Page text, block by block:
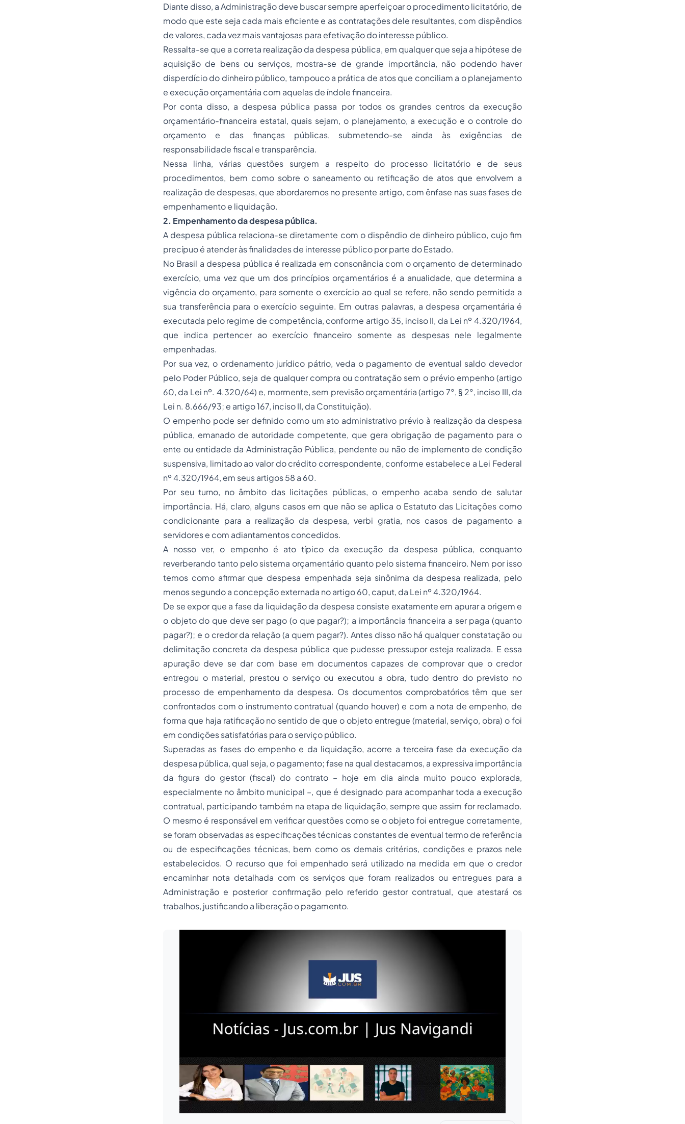
Diante disso, a Administração deve buscar sempre aperfeiçoar o procedimento licitatório, de
modo que este seja cada mais eficiente e as contratações dele resultantes, com dispêndios
de valores, cada vez mais vantajosas para efetivação do interesse público.
Ressalta-se que a correta realização da despesa pública, em qualquer que seja a hipótese de
aquisição de bens ou serviços, mostra-se de grande importância, não podendo haver
disperdício do dinheiro público, tampouco a prática de atos que conciliam a o planejamento
e execução orçamentária com aquelas de índole financeira.
Por conta disso, a despesa pública passa por todos os grandes centros da execução
orçamentário-financeira estatal, quais sejam, o planejamento, a execução e o controle do
orçamento e das finanças públicas, submetendo-se ainda às exigências de
responsabilidade fiscal e transparência.
Nessa linha, várias questões surgem a respeito do processo licitatório e de seus
procedimentos, bem como sobre o saneamento ou retificação de atos que envolvem a
realização de despesas, que abordaremos no presente artigo, com ênfase nas suas fases de
empenhamento e liquidação.
2. Empenhamento da despesa pública.
A despesa pública relaciona-se diretamente com o dispêndio de dinheiro público, cujo fim
precípuo é atender às finalidades de interesse público por parte do Estado.
No Brasil a despesa pública é realizada em consonância com o orçamento de determinado
exercício, uma vez que um dos princípios orçamentários é a anualidade, que determina a
vigência do orçamento, para somente o exercício ao qual se refere, não sendo permitida a
sua transferência para o exercício seguinte. Em outras palavras, a despesa orçamentária é
executada pelo regime de competência, conforme artigo 35, inciso II, da Lei nº 4.320/1964,
que indica pertencer ao exercício financeiro somente as despesas nele legalmente
empenhadas.
Por sua vez, o ordenamento jurídico pátrio, veda o pagamento de eventual saldo devedor
pelo Poder Público, seja de qualquer compra ou contratação sem o prévio empenho (artigo
60, da Lei nº. 4.320/64) e, mormente, sem previsão orçamentária (artigo 7°, § 2°, inciso III, da
Lei n. 8.666/93; e artigo 167, inciso II, da Constituição).
O empenho pode ser definido como um ato administrativo prévio à realização da despesa
pública, emanado de autoridade competente, que gera obrigação de pagamento para o
ente ou entidade da Administração Pública, pendente ou não de implemento de condição
suspensiva, limitado ao valor do crédito correspondente, conforme estabelece a Lei Federal
nº 4.320/1964, em seus artigos 58 a 60.
Por seu turno, no âmbito das licitações públicas, o empenho acaba sendo de salutar
importância. Há, claro, alguns casos em que não se aplica o Estatuto das Licitações como
condicionante para a realização da despesa, verbi gratia, nos casos de pagamento a
servidores e com adiantamentos concedidos.
A nosso ver, o empenho é ato típico da execução da despesa pública, conquanto
reverberando tanto pelo sistema orçamentário quanto pelo sistema financeiro. Nem por isso
temos como afirmar que despesa empenhada seja sinônima da despesa realizada, pelo
menos segundo a concepção externada no artigo 60, caput, da Lei nº 4.320/1964.
De se expor que a fase da liquidação da despesa consiste exatamente em apurar a origem e
o objeto do que deve ser pago (o que pagar?); a importância financeira a ser paga (quanto
pagar?); e o credor da relação (a quem pagar?). Antes disso não há qualquer constatação ou
delimitação concreta da despesa pública que pudesse pressupor esteja realizada. E essa
apuração deve se dar com base em documentos capazes de comprovar que o credor
entregou o material, prestou o serviço ou executou a obra, tudo dentro do previsto no
processo de empenhamento da despesa. Os documentos comprobatórios têm que ser
confrontados com o instrumento contratual (quando houver) e com a nota de empenho, de
forma que haja ratificação no sentido de que o objeto entregue (material, serviço, obra) o foi
em condições satisfatórias para o serviço público.
Superadas as fases do empenho e da liquidação, acorre a terceira fase da execução da
despesa pública, qual seja, o pagamento; fase na qual destacamos, a expressiva importância
da figura do gestor (fiscal) do contrato – hoje em dia ainda muito pouco explorada,
especialmente no âmbito municipal –, que é designado para acompanhar toda a execução
contratual, participando também na etapa de liquidação, sempre que assim for reclamado.
O mesmo é responsável em verificar questões como se o objeto foi entregue corretamente,
se foram observadas as especificações técnicas constantes de eventual termo de referência
ou de especificações técnicas, bem como os demais critérios, condições e prazos nele
estabelecidos. O recurso que foi empenhado será utilizado na medida em que o credor
encaminhar nota detalhada com os serviços que foram realizados ou entregues para a
Administração e posterior confirmação pelo referido gestor contratual, que atestará os
trabalhos, justificando a liberação o pagamento.